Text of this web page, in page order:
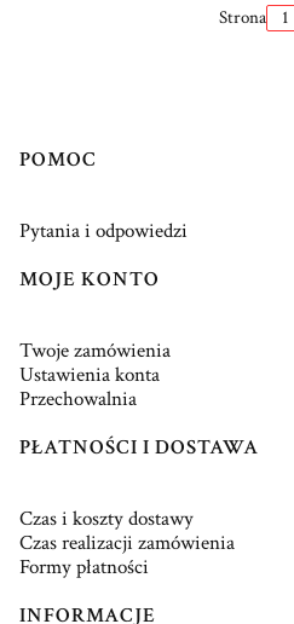
Strona
Linki w stopce
POMOC
Pytania i odpowiedzi
MOJE KONTO
Twoje zamówienia
Ustawienia konta
Przechowalnia
PŁATNOŚCI I DOSTAWA
Czas i koszty dostawy
Czas realizacji zamówienia
Formy płatności
INFORMACJE